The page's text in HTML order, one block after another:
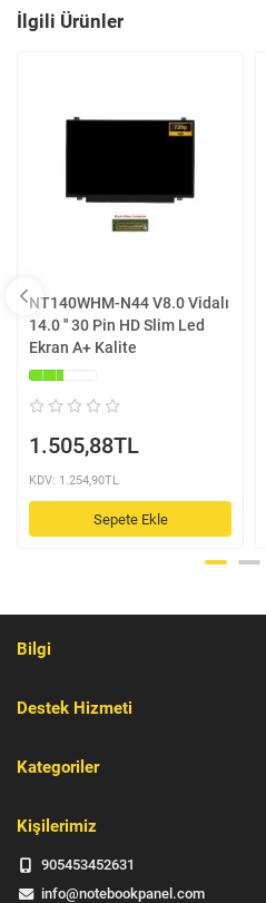
İlgili Ürünler
NT140WHM-N44 V8.0 Vidalı
14.0 '' 30 Pin HD Slim Led
Ekran A+ Kalite
1.505,88TL
KDV: 1.254,90TL
Sepete Ekle
Bilgi
Destek Hizmeti
Kategoriler
Kişilerimiz
905453452631
info@notebookpanel.com